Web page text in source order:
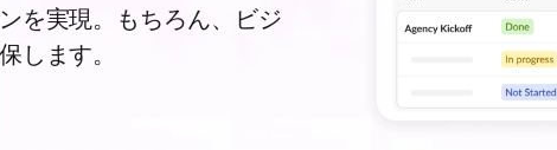
を実現。もちろん、ビジ
します。